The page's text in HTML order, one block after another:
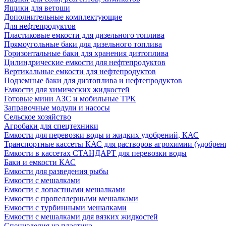
Ящики для ветоши
Дополнительные комплектующие
Для нефтепродуктов
Пластиковые емкости для дизельного топлива
Прямоугольные баки для дизельного топлива
Горизонтальные баки для хранения дизтоплива
Цилиндрические емкости для нефтепродуктов
Вертикальные емкости для нефтепродуктов
Подземные баки для дизтоплива и нефтепродуктов
Емкости для химических жидкостей
Готовые мини АЗС и мобильные ТРК
Заправочные модули и насосы
Сельское хозяйство
Агробаки для спецтехники
Емкости для перевозки воды и жидких удобрений, КАС
Транспортные кассеты КАС для растворов агрохимии
Емкости в кассетах СТАНДАРТ для перевозки воды
Баки и емкости КАС
Емкости для разведения рыбы
Емкости с мешалками
Емкости с лопастными мешалками
Емкости с пропеллерными мешалками
Емкости с турбинными мешалками
Емкости с мешалками для вязких жидкостей